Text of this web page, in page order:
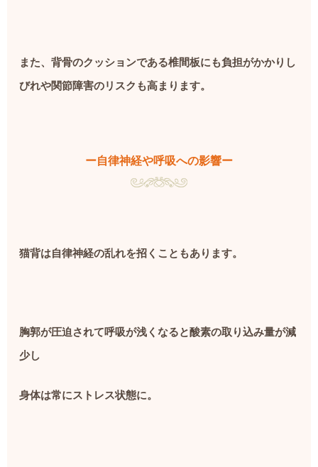
また、背骨のクッションである椎間板にも負担がかかりし
びれや関節障害のリスクも高まります。
ー自律神経や呼吸への影響ー
猫背は自律神経の乱れを招くこともあります。
胸郭が圧迫されて呼吸が浅くなると酸素の取り込み量が減
少し
身体は常にストレス状態に。